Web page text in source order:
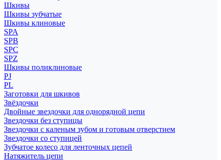
Шкивы
Шкивы зубчатые
Шкивы клиновые
SPA
SPB
SPC
SPZ
Шкивы поликлиновые
PJ
PL
Заготовки для шкивов
Звёздочки
Двойные звездочки для однорядной цепи
Звездочки без ступицы
Звездочки с каленым зубом и готовым отверстием
Звездочки со ступицей
Зубчатое колесо для ленточных цепей
Натяжитель цепи